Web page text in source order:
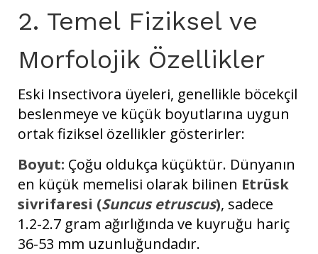
2. Temel Fiziksel ve
Morfolojik Özellikler
Eski Insectivora üyeleri, genellikle böcekçil
beslenmeye ve küçük boyutlarına uygun
ortak fiziksel özellikler gösterirler:
Boyut: Çoğu oldukça küçüktür. Dünyanın
en küçük memelisi olarak bilinen Etrüsk
sivrifaresi (Suncus etruscus), sadece
1.2-2.7 gram ağırlığında ve kuyruğu hariç
36-53 mm uzunluğundadır.